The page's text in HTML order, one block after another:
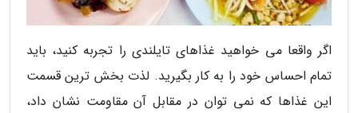
اگر واقعا می خواهید غذاهای تایلندی را تجربه کنید، باید
تمام احساس خود را به کار بگیرید. لذت بخش ترین قسمت
این غذاها که نمی توان در مقابل آن مقاومت نشان داد،